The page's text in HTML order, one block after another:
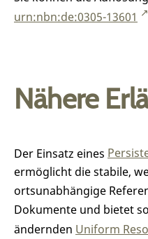
urn:nbn:de:0305-13601
Nähere
Der Einsatz eines
ermöglicht die stabile,
ortsunabhängige
Dokumente und bietet
ändernden Uniform